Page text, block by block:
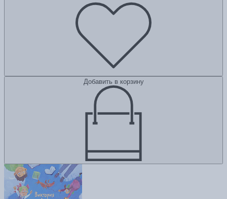
Добавить в корзину